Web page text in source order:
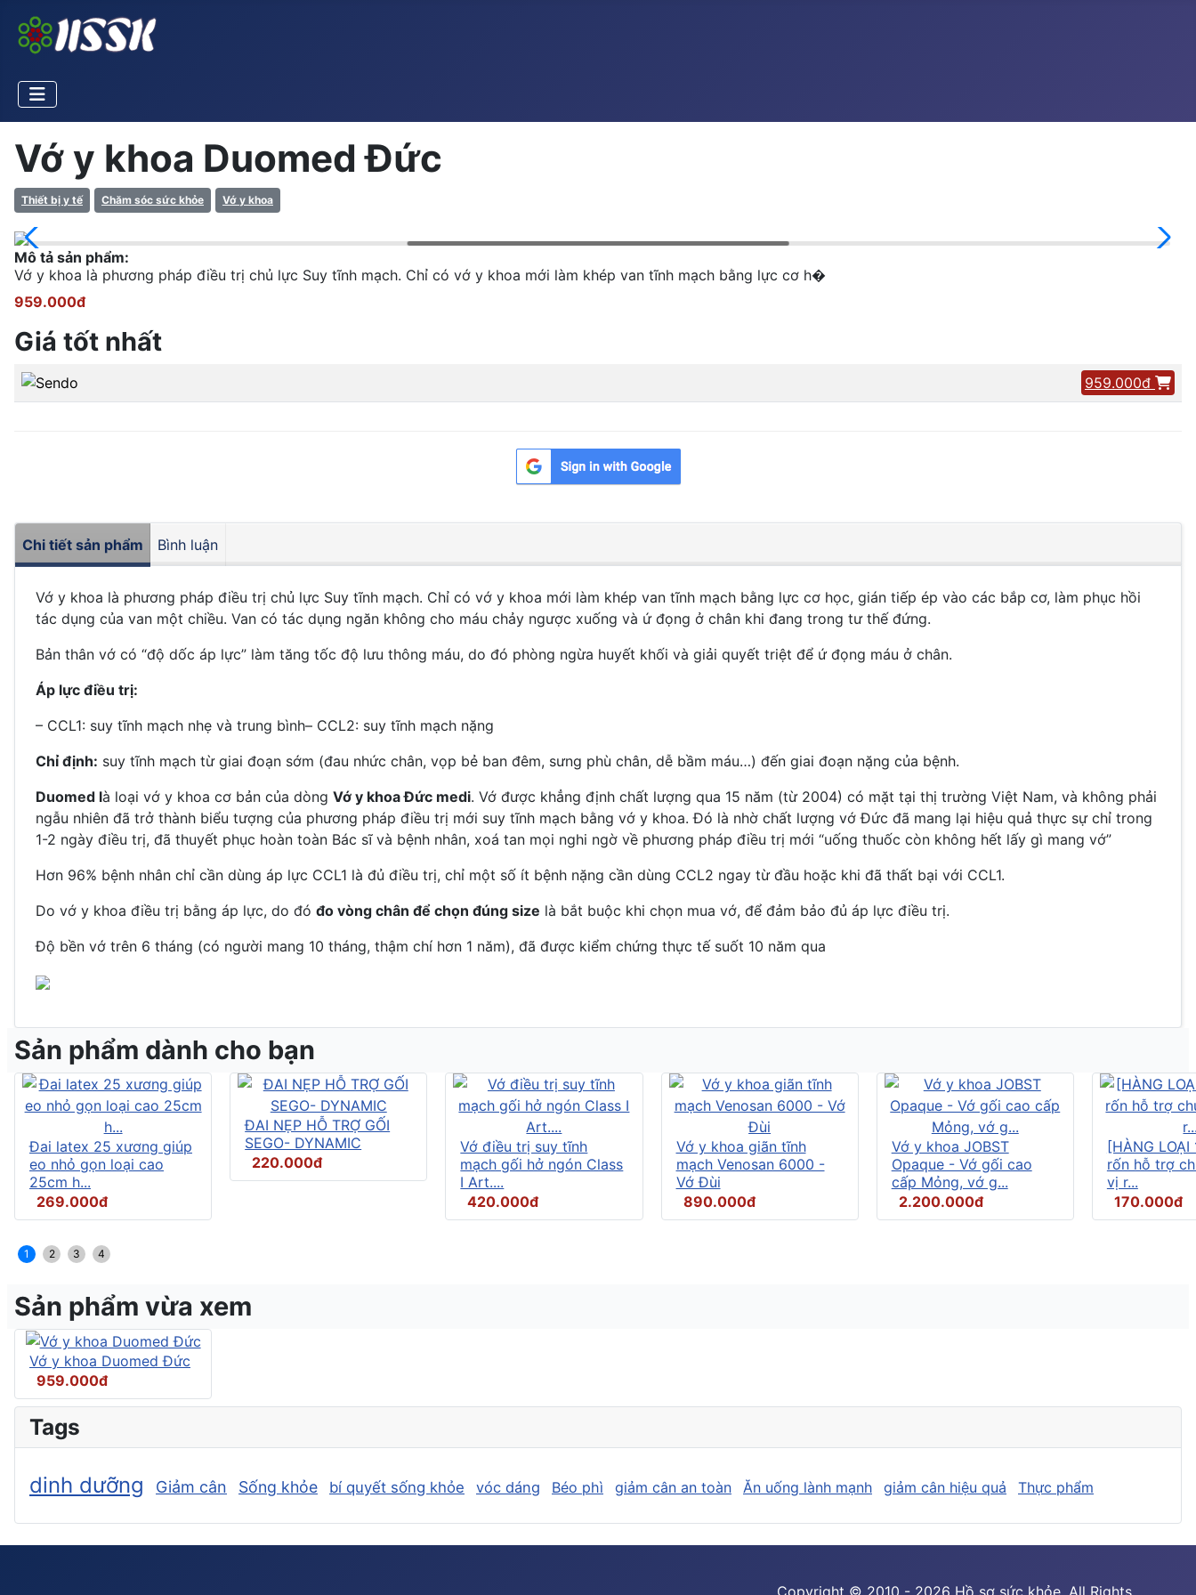
Vớ y khoa Duomed Đức
Thiết bị y tế Chăm sóc sức khỏe Vớ y khoa
Mô tả sản phẩm:
Vớ y khoa là phương pháp điều trị chủ lực Suy tĩnh mạch. Chỉ có vớ y khoa mới làm khép van tĩnh mạch bằng lực cơ h�
959.000đ
Giá tốt nhất
959.000đ
Chi tiết sản phẩm Bình luận
Vớ y khoa là phương pháp điều trị chủ lực Suy tĩnh mạch. Chỉ có vớ y khoa mới làm khép van tĩnh mạch bằng lực cơ học, gián tiếp ép vào các bắp cơ, làm phục hồi
tác dụng của van một chiều. Van có tác dụng ngăn không cho máu chảy ngược xuống và ứ đọng ở chân khi đang trong tư thế đứng.
Bản thân vớ có “độ dốc áp lực” làm tăng tốc độ lưu thông máu, do đó phòng ngừa huyết khối và giải quyết triệt để ứ đọng máu ở chân.
Áp lực điều trị:
– CCL1: suy tĩnh mạch nhẹ và trung bình– CCL2: suy tĩnh mạch nặng
Chỉ định: suy tĩnh mạch từ giai đoạn sớm (đau nhức chân, vọp bẻ ban đêm, sưng phù chân, dễ bầm máu…) đến giai đoạn nặng của bệnh.
Duomed là loại vớ y khoa cơ bản của dòng Vớ y khoa Đức medi. Vớ được khẳng định chất lượng qua 15 năm (từ 2004) có mặt tại thị trường Việt Nam, và không phải
ngẫu nhiên đã trở thành biểu tượng của phương pháp điều trị mới suy tĩnh mạch bằng vớ y khoa. Đó là nhờ chất lượng vớ Đức đã mang lại hiệu quả thực sự chỉ trong
1-2 ngày điều trị, đã thuyết phục hoàn toàn Bác sĩ và bệnh nhân, xoá tan mọi nghi ngờ về phương pháp điều trị mới “uống thuốc còn không hết lấy gì mang vớ”
Hơn 96% bệnh nhân chỉ cần dùng áp lực CCL1 là đủ điều trị, chỉ một số ít bệnh nặng cần dùng CCL2 ngay từ đầu hoặc khi đã thất bại với CCL1.
Do vớ y khoa điều trị bằng áp lực, do đó đo vòng chân để chọn đúng size là bắt buộc khi chọn mua vớ, để đảm bảo đủ áp lực điều trị.
Độ bền vớ trên 6 tháng (có người mang 10 tháng, thậm chí hơn 1 năm), đã được kiểm chứng thực tế suốt 10 năm qua
Sản phẩm dành cho bạn
Đai latex 25 xương giúp
eo nhỏ gọn loại cao
25cm h...
269.000đ
ĐAI NẸP HỖ TRỢ GỐI
SEGO- DYNAMIC
220.000đ
Vớ điều trị suy tĩnh
mạch gối hở ngón Class
I Art....
420.000đ
Vớ y khoa giãn tĩnh
mạch Venosan 6000 -
Vớ Đùi
890.000đ
Vớ y khoa JOBST
Opaque - Vớ gối cao
cấp Mỏng, vớ g...
2.200.000đ
[HÀNG
rốn hỗ trợ
vị r...
170.000đ
1 2 3 4
Sản phẩm vừa xem
Vớ y khoa Duomed Đức
959.000đ
Tags
dinh dưỡng Giảm cân Sống khỏe bí quyết sống khỏe vóc dáng Béo phì giảm cân an toàn Ăn uống lành mạnh giảm cân hiệu quả Thực phẩm